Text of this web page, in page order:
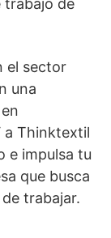
trabajo de
el sector
una
a Thinktextil
e impulsa tu
que busca
trabajar.